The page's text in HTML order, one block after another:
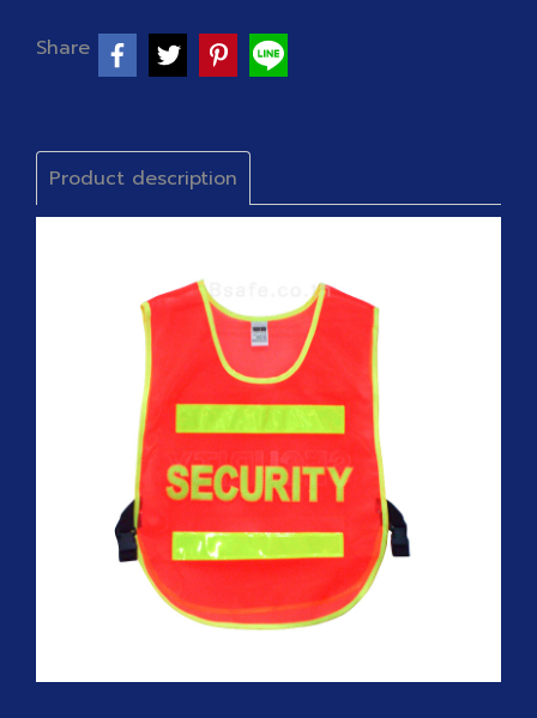
Share
Product description